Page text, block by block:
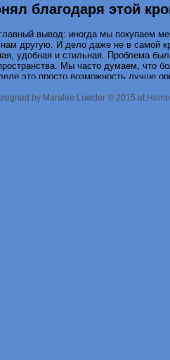
благодаря этой
вывод: иногда мы покупаем
нам другую. И дело даже не в самой
удобная и стильная. Проблема
Мы часто думаем, что
это просто возможность лучше
на свою кровать и улыбаюсь.
by Maralee Lowder © 2015 at